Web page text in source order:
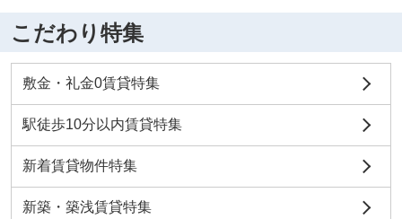
こだわり特集
敷金・礼金0賃貸特集
駅徒歩10分以内賃貸特集
新着賃貸物件特集
新築・築浅賃貸特集